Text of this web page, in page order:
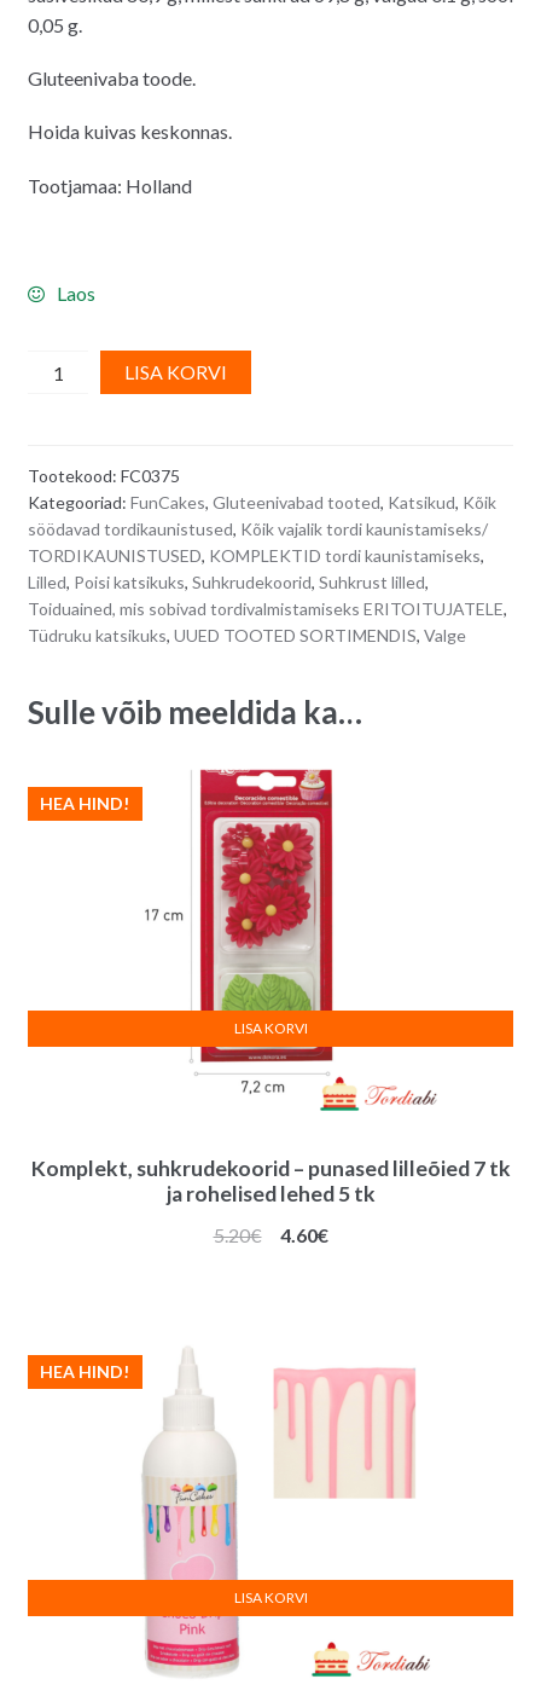
0,05 g.
Gluteenivaba toode.
Hoida kuivas keskonnas.
Tootjamaa: Holland
Laos
FunCakes
suhkrudekoorid,
kollastest
pärlitest
südamikuga
-
12
tk
LISA KORVI
n
a
t
i
v
:
Tootekood: FC0375
Kategooriad: FunCakes, Gluteenivabad tooted, Katsikud, Kõik
söödavad tordikaunistused, Kõik vajalik tordi kaunistamiseks/
TORDIKAUNISTUSED, KOMPLEKTID tordi kaunistamiseks,
Lilled, Poisi katsikuks, Suhkrudekoorid, Suhkrust lilled,
Toiduained, mis sobivad tordivalmistamiseks ERITOITUJATELE,
Tüdruku katsikuks, UUED TOOTED SORTIMENDIS, Valge
Sulle võib meeldida ka…
Komplekt, suhkrudekoorid – punased lilleõied 7 tk
ja rohelised lehed 5 tk
HEA HIND!
5.20€
Algne
4.60€Praegune
LISA KORVI
HEA HIND!
LISA KORVI